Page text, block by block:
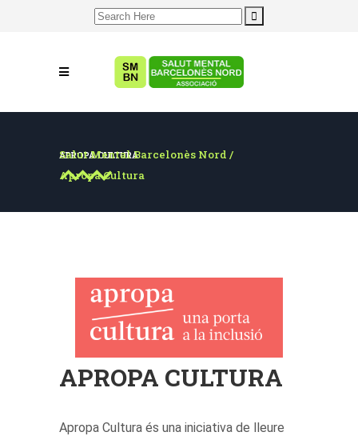
Search
APROPA CULTURA
Salut Mental Barcelonès Nord /
Apropa Cultura
APROPA CULTURA
Apropa Cultura és una iniciativa de lleure